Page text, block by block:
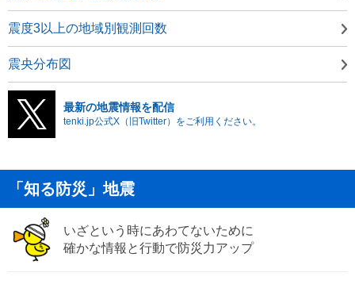
震度3以上の地域別観測回数
震央分布図
最新の地震情報を配信
tenki.jp公式X（旧Twitter）をご利用ください。
「知る防災」地震
いざという時にあわてないために
確かな情報と行動で防災力アップ